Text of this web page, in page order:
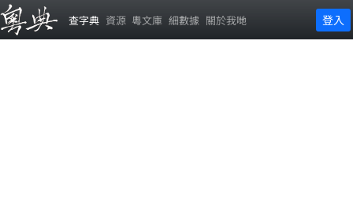
查字典 資源 粵文庫 細數據 關於我哋 登入